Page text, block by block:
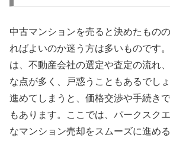
中古マンションを売ると決めたもの
ればよいのか迷う方は多いものです
は、不動産会社の選定や査定の流れ
な点が多く、戸惑うこともあるでし
進めてしまうと、価格交渉や手続き
もあります。ここでは、パークスク
なマンション売却をスムーズに進め